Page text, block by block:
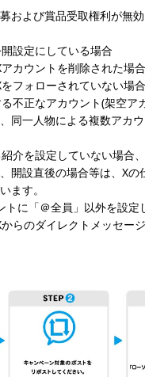
および賞品受取権利が無
設定にしている場合
カウントを削除された場合
フォローされていない場合
不正なアカウント(架空ア
同一人物による複数アカ
介を設定していない場合
開設直後の場合等は、Xの
ます。
トに「＠全員」以外を設定
らのダイレクトメッセー